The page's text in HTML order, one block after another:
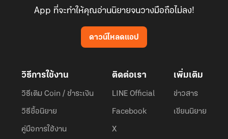
App ที่จะทำให้คุณอ่านนิยายจนวางมือถือไม่ลง!
ดาวน์โหลดแอป
วิธีการใช้งาน
วิธีเติม Coin / ชำระเงิน
วิธีซื้อนิยาย
คู่มือการใช้งาน
ติดต่อเรา
LINE Official
Facebook
X
เพิ่มเติม
ข่าวสาร
เขียนนิยาย